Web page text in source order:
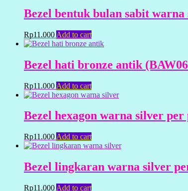
Bezel bentuk bulan sabit
Rp11.000 Add to cart
Bezel hati bronze antik
Rp11.000 Add to cart
Bezel hexagon warna silver per
Rp11.000 Add to cart
Bezel lingkaran warna silver
Rp11.000 Add to cart